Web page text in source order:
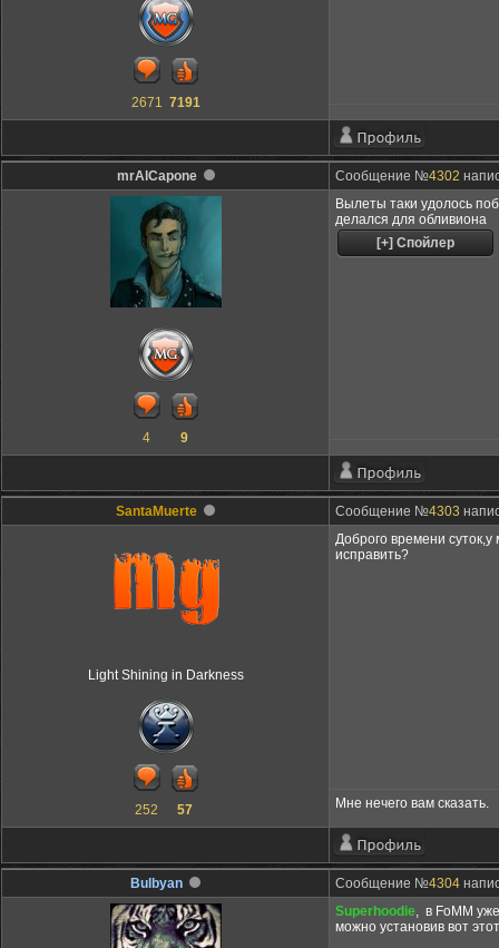
2671 7191
mrAlCapone Сообщение №4302
4 9
Вылеты таки удолось
делался для обливиона
SantaMuerte Сообщение №4303
Light Shining in Darkness
252 57
Доброго времени
исправить?
Мне нечего вам сказать.
Bulbyan Сообщение №4304
Superhoodie, в FoMM
можно установив вот